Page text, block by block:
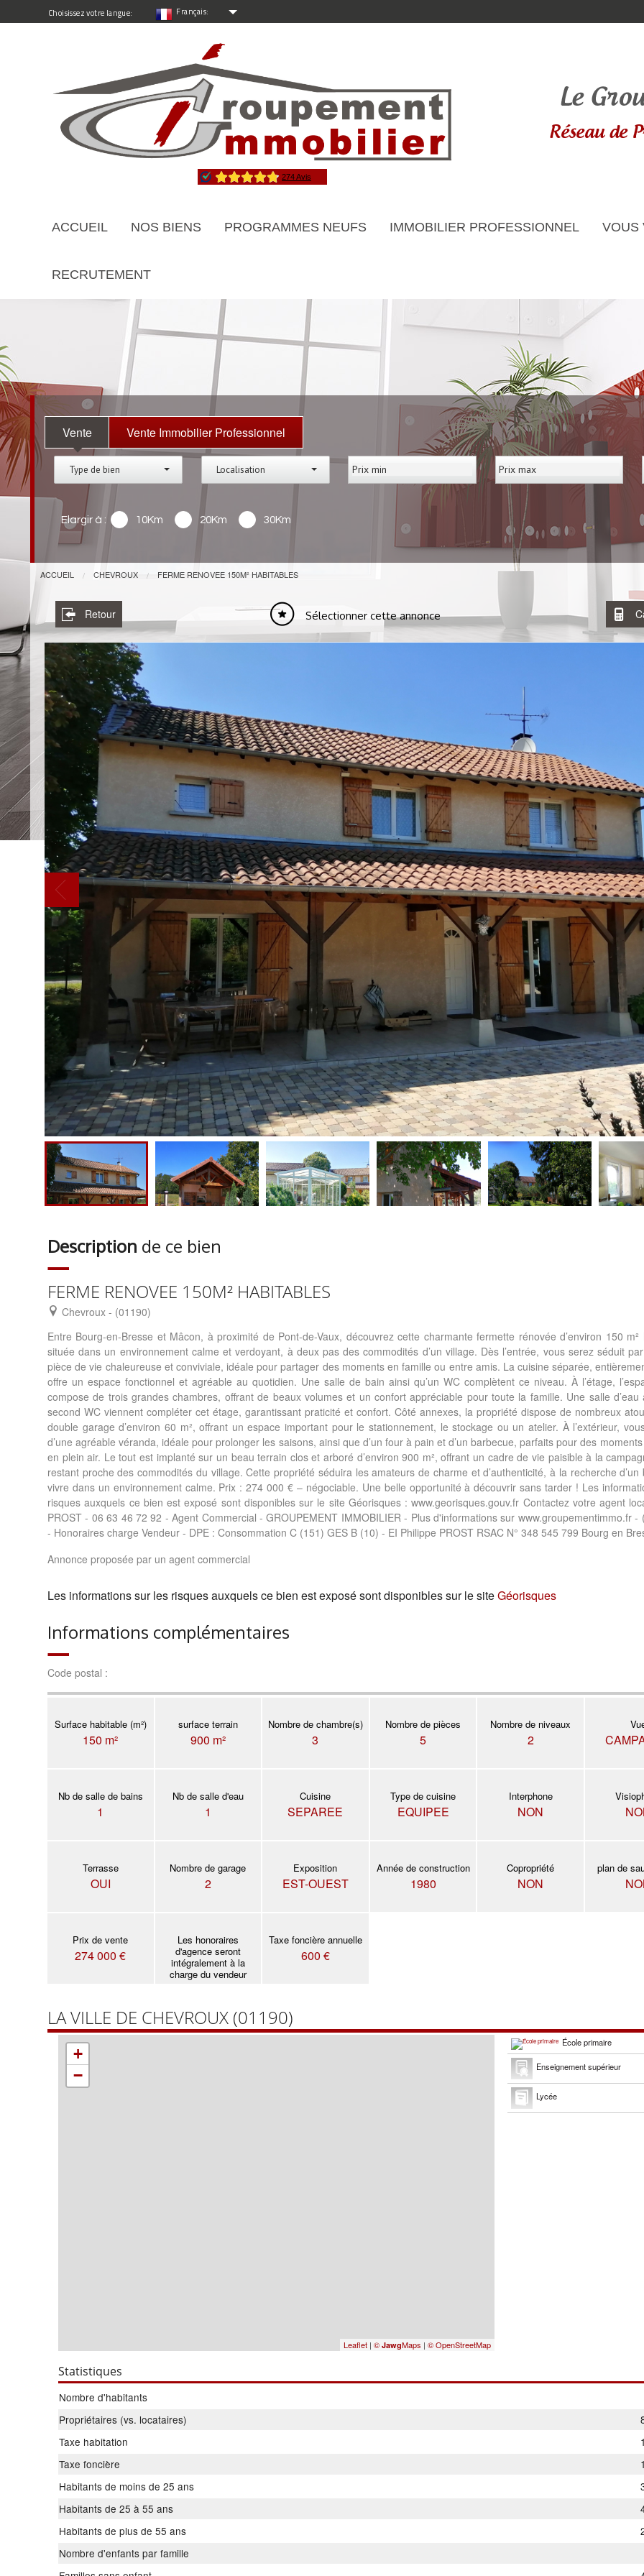
Choisissez votre langue: Français:
ACCUEIL NOS BIENS PROGRAMMES NEUFS IMMOBILIER PROFESSIONNEL
RECRUTEMENT
Vente Vente Immobilier Professionnel
Type de bien Localisation
Elargir à : 10Km 20Km 30Km
ACCUEIL CHEVROUX FERME RENOVEE 150M² HABITABLES
Retour Sélectionner cette annonce
Description de ce bien
FERME RENOVEE 150M² HABITABLES
Chevroux - (01190)
Entre Bourg-en-Bresse et Mâcon, à proximité de Pont-de-Vaux, découvrez cette charmante fermette rénovée d’environ 150 m²
située dans un environnement calme et verdoyant, à deux pas des commodités d’un village. Dès l’entrée, vous serez séduit
pièce de vie chaleureuse et conviviale, idéale pour partager des moments en famille ou entre amis. La cuisine séparée,
offre un espace fonctionnel et agréable au quotidien. Une salle de bain ainsi qu’un WC complètent ce niveau. À l’étage,
compose de trois grandes chambres, offrant de beaux volumes et un confort appréciable pour toute la famille. Une salle d’eau
second WC viennent compléter cet étage, garantissant praticité et confort. Côté annexes, la propriété dispose de nombreux
double garage d’environ 60 m², offrant un espace important pour le stationnement, le stockage ou un atelier. À l’extérieur,
d’une agréable véranda, idéale pour prolonger les saisons, ainsi que d’un four à pain et d’un barbecue, parfaits pour des
en plein air. Le tout est implanté sur un beau terrain clos et arboré d’environ 900 m², offrant un cadre de vie paisible à la
restant proche des commodités du village. Cette propriété séduira les amateurs de charme et d’authenticité, à la recherche d’un
vivre dans un environnement calme. Prix : 274 000 € – négociable. Une belle opportunité à découvrir sans tarder ! Les
risques auxquels ce bien est exposé sont disponibles sur le site Géorisques : www.georisques.gouv.fr Contactez votre agent
PROST - 06 63 46 72 92 - Agent Commercial - GROUPEMENT IMMOBILIER - Plus d'informations sur www.groupementimmo.fr -
- Honoraires charge Vendeur - DPE : Consommation C (151) GES B (10) - EI Philippe PROST RSAC N° 348 545 799 Bourg en
Annonce proposée par un agent commercial
Les informations sur les risques auxquels ce bien est exposé sont disponibles sur le siteGéorisques
Informations complémentaires
Code postal :
Surface habitable (m²)
150 m²
surface terrain
900 m²
Nombre de chambre(s)
3
Nombre de pièces
5
Nombre de niveaux
2
Nb de salle de bains
1
Nb de salle d'eau
1
Cuisine
SEPAREE
Type de cuisine
EQUIPEE
Interphone
NON
Terrasse
OUI
Nombre de garage
2
Exposition
EST-OUEST
Année de construction
1980
Copropriété
NON
plan de
Prix de vente
274 000 €
Les honoraires
d'agence seront
intégralement à la
charge du vendeur
Taxe foncière annuelle
600 €
LA VILLE DE CHEVROUX (01190)
+
−
Leaflet |©JawgMaps |© OpenStreetMap
École primaire
Enseignement supérieur
Lycée
Statistiques
Nombre d'habitants
Propriétaires (vs. locataires)
Taxe habitation
Taxe foncière
Habitants de moins de 25 ans
Habitants de 25 à 55 ans
Habitants de plus de 55 ans
Nombre d'enfants par famille